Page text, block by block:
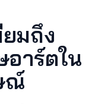
มถึง
อาร์ตใน
ณ์